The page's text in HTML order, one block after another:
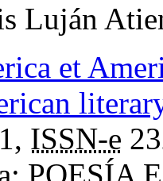
Luján
et
ISSN-e
POESÍA